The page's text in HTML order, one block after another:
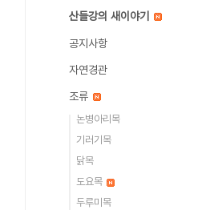
산들강의 새이야기
공지사항
자연경관
조류
논병아리목
기러기목
닭목
도요목
두루미목